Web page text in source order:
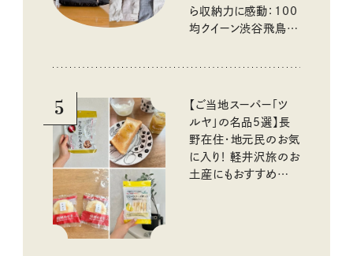
ら収納力に感動：100
均クイーン渋谷飛鳥の
5
【ご当地スーパー「ツ
ルヤ」の名品5選】長
野在住・地元民のお気
に入り！ 軽井沢旅のお
土産にもおすすめのお